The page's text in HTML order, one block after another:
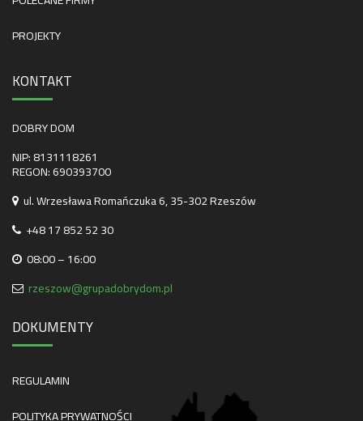
PROJEKTY
KONTAKT
DOBRY DOM
NIP: 8131118261
REGON: 690393700
ul. Wrzesława Romańczuka 6, 35-302 Rzeszów
+48 17 852 52 30
08:00 – 16:00
rzeszow@grupadobrydom.pl
DOKUMENTY
REGULAMIN
POLITYKA PRYWATNOŚCI